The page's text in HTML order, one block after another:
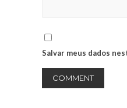
Salvar meus dados